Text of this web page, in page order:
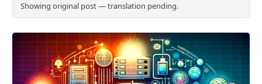
Showing original post — translation pending.